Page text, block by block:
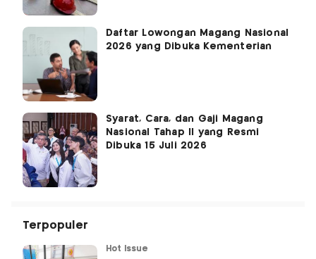
Daftar Lowongan Magang Nasional
2026 yang Dibuka Kementerian
Syarat, Cara, dan Gaji Magang
Nasional Tahap II yang Resmi
Dibuka 15 Juli 2026
Terpopuler
Hot Issue